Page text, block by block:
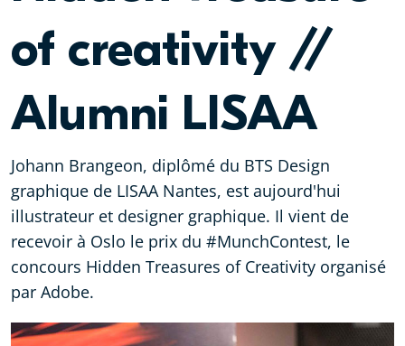
of creativity //
Alumni LISAA
Johann Brangeon, diplômé du BTS Design
graphique de LISAA Nantes, est aujourd'hui
illustrateur et designer graphique. Il vient de
recevoir à Oslo le prix du #MunchContest, le
concours Hidden Treasures of Creativity organisé
par Adobe.